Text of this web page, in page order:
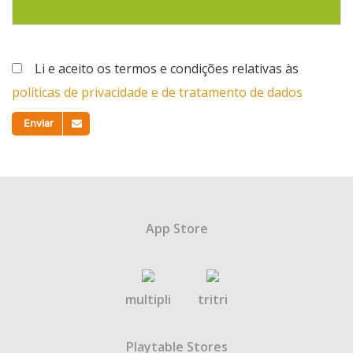
Li e aceito os termos e condições relativas às
políticas de privacidade e de tratamento de dados
Enviar
App Store
multipli tritri
Playtable Stores